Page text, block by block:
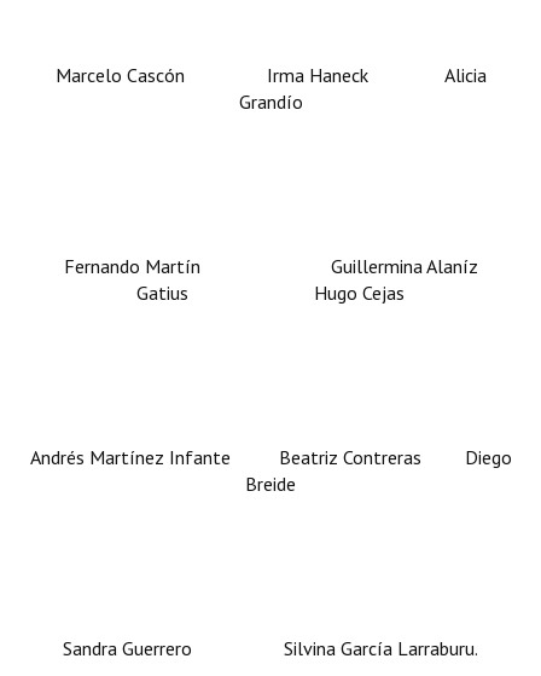
Marcelo Cascón Irma Haneck Alicia
Grandío
Fernando Martín Guillermina Alaníz
Gatius Hugo Cejas
Andrés Martínez Infante Beatriz Contreras Diego
Breide
Sandra Guerrero Silvina García Larraburu.